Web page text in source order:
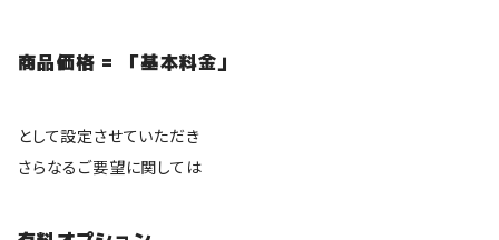
商品価格 = 「基本料金」
として設定させていただき
さらなるご要望に関しては